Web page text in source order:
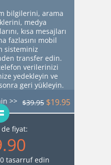
bilgilerini, arama
medya
kısa mesajları
fazlasını mobil
sisteminiz
transfer edin.
telefon verilerinizi
yedekleyin ve
geri yükleyin.
>> $39.95 $19.95
fiyat:
tasarruf edin